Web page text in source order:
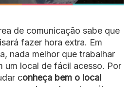
de comunicação sabe que
fazer hora extra. Em
nada melhor que trabalhar
um local de fácil acesso. Por
conheça bem o local